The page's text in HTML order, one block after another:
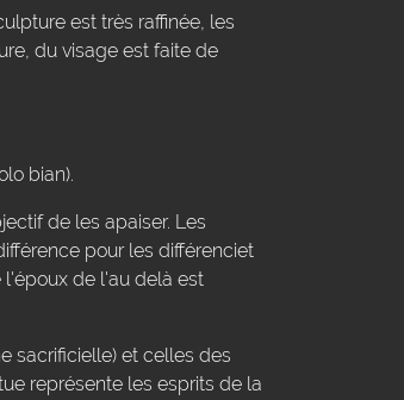
est très raffinée, les
du visage est faite de
bian).
de les apaiser. Les
pour les différenciet
l'époux de l'au delà est
sacrificielle) et celles des
représente les esprits de la